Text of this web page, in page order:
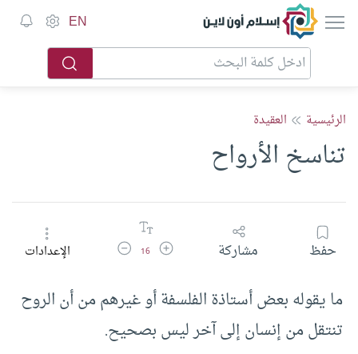
إسلام أون لاين EN
الرئيسية العقيدة
تناسخ الأرواح
حفظ مشاركة زيادة حجم الخط
16 تقليل حجم الخطالإعدادات
ما يقوله بعض أستاذة الفلسفة أو غيرهم من أن الروح
تنتقل من إنسان إلى آخر ليس بصحيح.